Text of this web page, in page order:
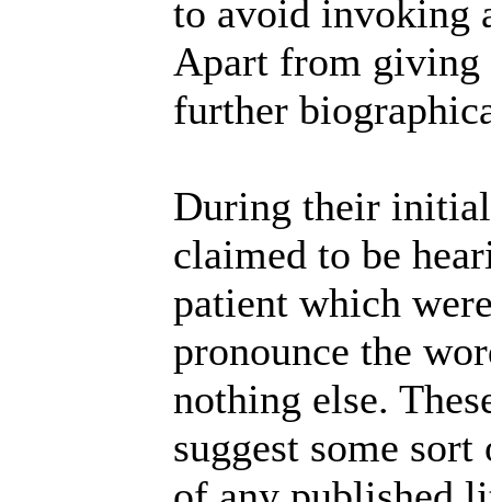
to avoid invoking
Apart from giving
further
During their initial
claimed to be
patient which
pronounce the
nothing else.
suggest some